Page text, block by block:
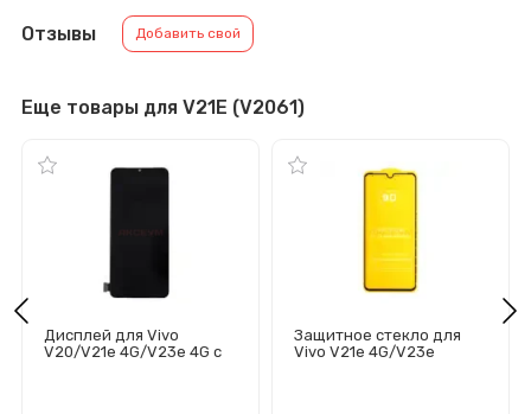
Отзывы Добавить свой
Еще товары для V21E (V2061)
Дисплей для Vivo
V20/V21e 4G/V23e 4G с
Защитное стекло для
Vivo V21e 4G/V23e